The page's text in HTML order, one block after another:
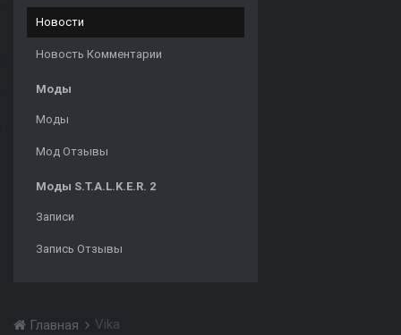
Новости
Новость Комментарии
Моды
Моды
Мод Отзывы
Моды S.T.A.L.K.E.R. 2
Записи
Запись Отзывы
Главная Vika